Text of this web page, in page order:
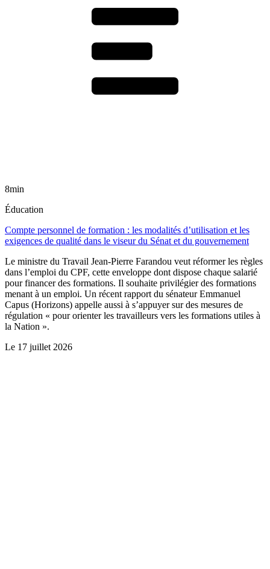
8min
Éducation
Compte personnel de formation : les modalités d’utilisation et les
exigences de qualité dans le viseur du Sénat et du gouvernement
Le ministre du Travail Jean-Pierre Farandou veut réformer les règles
dans l’emploi du CPF, cette enveloppe dont dispose chaque salarié
pour financer des formations. Il souhaite privilégier des formations
menant à un emploi. Un récent rapport du sénateur Emmanuel
Capus (Horizons) appelle aussi à s’appuyer sur des mesures de
régulation « pour orienter les travailleurs vers les formations utiles à
la Nation ».
Le 17 juillet 2026